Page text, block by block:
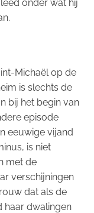
onder wat hij
Michaël op de
is slechts de
bij het begin van
episode
eeuwige vijand
, is niet
met de
verschijningen
dat als de
haar dwalingen